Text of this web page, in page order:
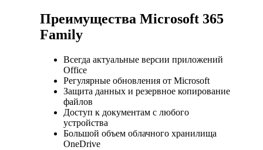
Преимущества Microsoft 365
Family
Всегда актуальные версии приложений
Office
Регулярные обновления от Microsoft
Защита данных и резервное копирование
файлов
Доступ к документам с любого
устройства
Большой объем облачного хранилища
OneDrive